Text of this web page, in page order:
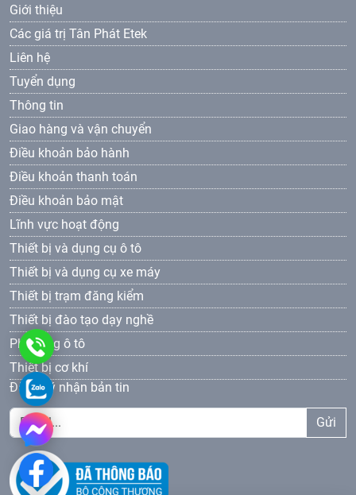
Giới thiệu
Các giá trị Tân Phát Etek
Liên hệ
Tuyển dụng
Thông tin
Giao hàng và vận chuyển
Điều khoản bảo hành
Điều khoản thanh toán
Điều khoản bảo mật
Lĩnh vực hoạt động
Thiết bị và dụng cụ ô tô
Thiết bị và dụng cụ xe máy
Thiết bị trạm đăng kiểm
Thiết bị đào tạo dạy nghề
Phụ tùng ô tô
Thiết bị cơ khí
Đăng ký nhận bản tin
Gửi
0961
69
81
0961693381